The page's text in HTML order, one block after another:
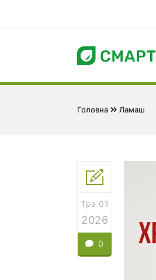
Головна Ламаш
Тра 01
2026
0